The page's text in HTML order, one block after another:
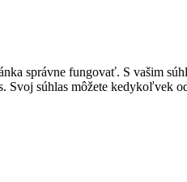
správne fungovať. S vašim
súhlas môžete kedykoľvek